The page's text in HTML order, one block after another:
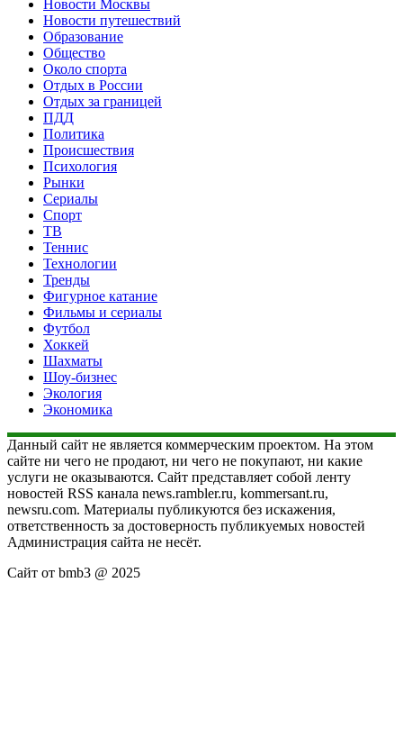
Новости Москвы
Новости путешествий
Образование
Общество
Около спорта
Отдых в России
Отдых за границей
ПДД
Политика
Происшествия
Психология
Рынки
Сериалы
Спорт
ТВ
Теннис
Технологии
Тренды
Фигурное катание
Фильмы и сериалы
Футбол
Хоккей
Шахматы
Шоу-бизнес
Экология
Экономика
Данный сайт не является коммерческим проектом. На этом
сайте ни чего не продают, ни чего не покупают, ни какие
услуги не оказываются. Сайт представляет собой ленту
новостей RSS канала news.rambler.ru, kommersant.ru,
newsru.com. Материалы публикуются без искажения,
ответственность за достоверность публикуемых новостей
Администрация сайта не несёт.
Сайт от bmb3 @ 2025